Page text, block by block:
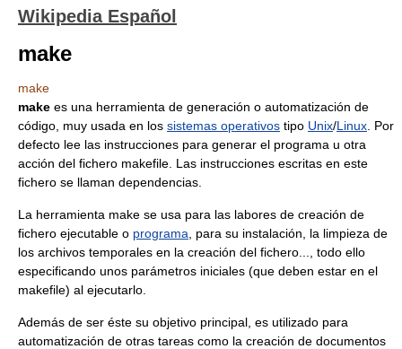
Wikipedia Español
make
make
make es una herramienta de generación o automatización de
código, muy usada en los sistemas operativos tipo Unix/Linux . Por
defecto lee las instrucciones para generar el programa u otra
acción del fichero makefile. Las instrucciones escritas en este
fichero se llaman dependencias.
La herramienta make se usa para las labores de creación de
fichero ejecutable o programa , para su instalación, la limpieza de
los archivos temporales en la creación del fichero..., todo ello
especificando unos parámetros iniciales (que deben estar en el
makefile) al ejecutarlo.
Además de ser éste su objetivo principal, es utilizado para
automatización de otras tareas como la creación de documentos